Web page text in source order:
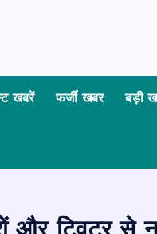
खबरें फर्जी खबर बड़ी